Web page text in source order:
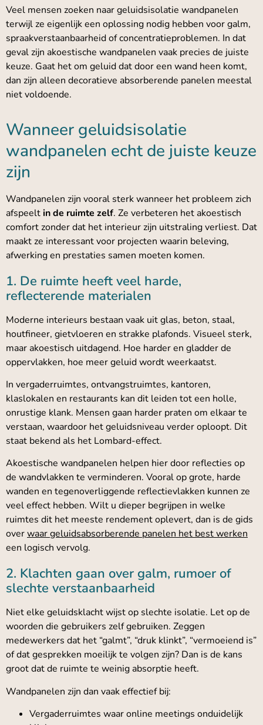
Veel mensen zoeken naar geluidsisolatie wandpanelen
terwijl ze eigenlijk een oplossing nodig hebben voor galm,
spraakverstaanbaarheid of concentratieproblemen. In dat
geval zijn akoestische wandpanelen vaak precies de juiste
keuze. Gaat het om geluid dat door een wand heen komt,
dan zijn alleen decoratieve absorberende panelen meestal
niet voldoende.
Wanneer geluidsisolatie
wandpanelen echt de juiste keuze
zijn
Wandpanelen zijn vooral sterk wanneer het probleem zich
afspeeltin de ruimte zelf. Ze verbeteren het akoestisch
comfort zonder dat het interieur zijn uitstraling verliest. Dat
maakt ze interessant voor projecten waarin beleving,
afwerking en prestaties samen moeten komen.
1. De ruimte heeft veel harde,
reflecterende materialen
Moderne interieurs bestaan vaak uit glas, beton, staal,
houtfineer, gietvloeren en strakke plafonds. Visueel sterk,
maar akoestisch uitdagend. Hoe harder en gladder de
oppervlakken, hoe meer geluid wordt weerkaatst.
In vergaderruimtes, ontvangstruimtes, kantoren,
klaslokalen en restaurants kan dit leiden tot een holle,
onrustige klank. Mensen gaan harder praten om elkaar te
verstaan, waardoor het geluidsniveau verder oploopt. Dit
staat bekend als het Lombard-effect.
Akoestische wandpanelen helpen hier door reflecties op
de wandvlakken te verminderen. Vooral op grote, harde
wanden en tegenoverliggende reflectievlakken kunnen ze
veel effect hebben. Wilt u dieper begrijpen in welke
ruimtes dit het meeste rendement oplevert, dan is de gids
overwaar geluidsabsorberende panelen het best werken
een logisch vervolg.
2. Klachten gaan over galm, rumoer of
slechte verstaanbaarheid
Niet elke geluidsklacht wijst op slechte isolatie. Let op de
woorden die gebruikers zelf gebruiken. Zeggen
medewerkers dat het “galmt”, “druk klinkt”, “vermoeiend is”
of dat gesprekken moeilijk te volgen zijn? Dan is de kans
groot dat de ruimte te weinig absorptie heeft.
Wandpanelen zijn dan vaak effectief bij:
Vergaderruimtes waar online meetings onduidelijk